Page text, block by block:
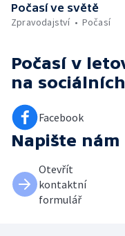
Počasí ve světě
Zpravodajství
Počasí
Počasí v
na
Facebook
Napište nám
Otevřít
kontaktní
formulář